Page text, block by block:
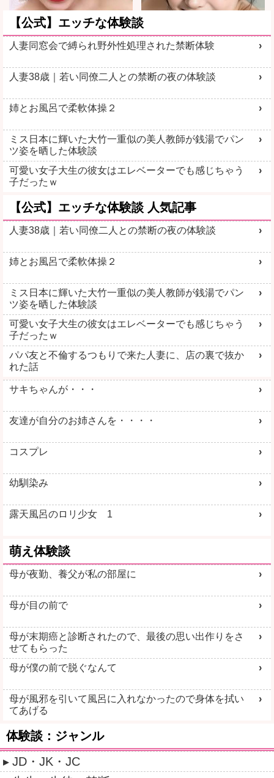
詳しく見る 詳しく見る
ご近所即ヤリ 見せ合い希望
LINEセフレ
【公式】エッチな体験談
人妻同窓会で縛られ野外性処理された禁断体験
人妻38歳｜若い同僚二人との禁断の夜の体験談
姉とお風呂で柔軟体操２
ミス日本に輝いた大竹一重似の美人教師が銭湯でパン
ツ姿を晒した体験談
可愛い女子大生の彼女はエレベーターでも感じちゃう
子だったｗ
【公式】エッチな体験談 人気記事
人妻38歳｜若い同僚二人との禁断の夜の体験談
姉とお風呂で柔軟体操２
ミス日本に輝いた大竹一重似の美人教師が銭湯でパン
ツ姿を晒した体験談
可愛い女子大生の彼女はエレベーターでも感じちゃう
子だったｗ
パパ友と不倫するつもりで来た人妻に、店の裏で抜か
れた話
サキちゃんが・・・
友達が自分のお姉さんを・・・・
コスプレ
幼馴染み
露天風呂のロリ少女 1
萌え体験談
母が夜勤、養父が私の部屋に
母が目の前で
母が末期癌と診断されたので、最後の思い出作りをさ
せてもらった
母が僕の前で脱ぐなんて
母が風邪を引いて風呂に入れなかったので身体を拭い
てあげる
体験談：ジャンル
JD・JK・JC